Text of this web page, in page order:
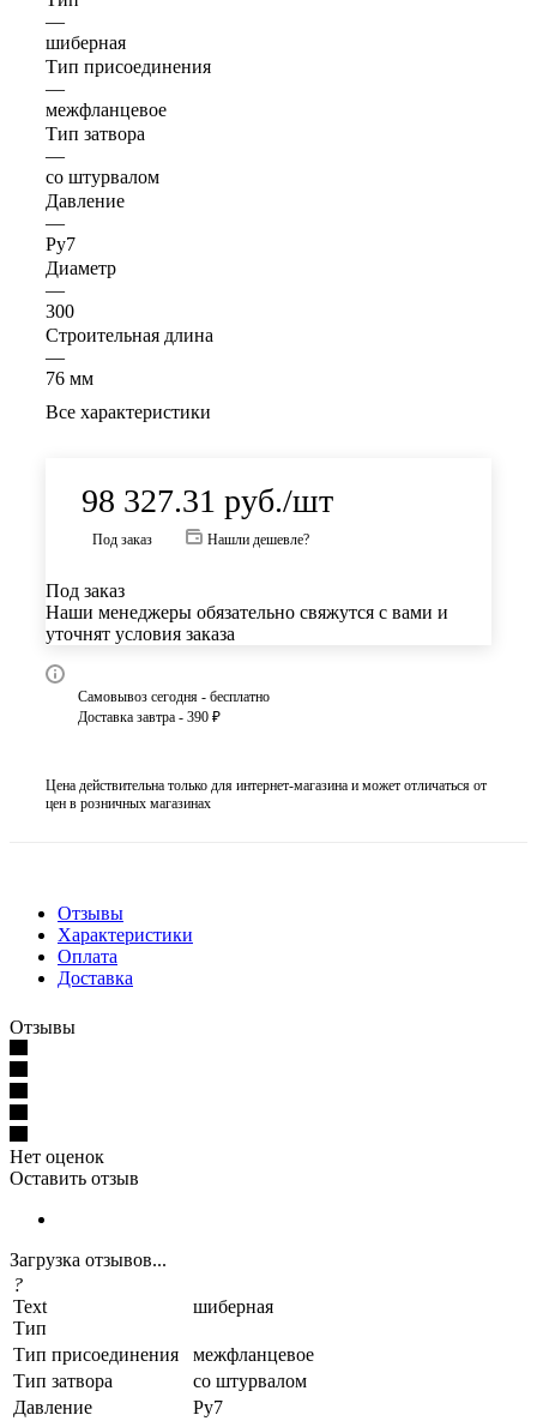
—
шиберная
Тип присоединения
—
межфланцевое
Тип затвора
—
со штурвалом
Давление
—
Ру7
Диаметр
—
300
Строительная длина
—
76 мм
Все характеристики
98 327.31 руб./шт
Под заказ Нашли дешевле?
Под заказ
Наши менеджеры обязательно свяжутся с вами и
уточнят условия заказа
Самовывоз сегодня - бесплатно
Доставка завтра - 390 ₽
Цена действительна только для интернет-магазина и может отличаться от
цен в розничных магазинах
Отзывы
Характеристики
Оплата
Доставка
Отзывы
Нет оценок
Оставить отзыв
Загрузка отзывов...
?
Text
Тип
шиберная
Тип присоединения
межфланцевое
Тип затвора
со штурвалом
Давление
Ру7